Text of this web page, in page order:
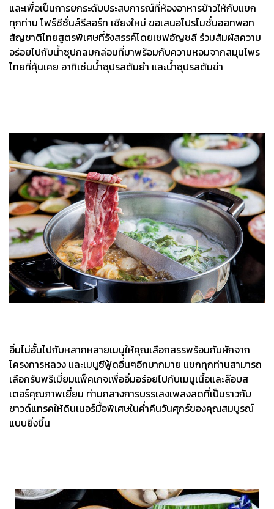
และเพื่อเป็นการยกระดับประสบการณ์ที่ห้องอาหารข้าวให้กับแขก
ทุกท่าน โฟร์ซีซั่นส์รีสอร์ท เชียงใหม่ ขอเสนอโปรโมชั่นฮอทพอท
สัญชาติไทยสูตรพิเศษที่รังสรรค์โดยเชฟอัญชลี ร่วมสัมผัสความ
อร่อยไปกับน้ำซุปกลมกล่อมที่มาพร้อมกับความหอมจากสมุนไพร
ไทยที่คุ้นเคย อาทิเช่นน้ำซุปรสต้มยำ และน้ำซุปรสต้มข่า
อิ่มไม่อั้นไปกับหลากหลายเมนูให้คุณเลือกสรรพร้อมกับผักจาก
โครงการหลวง และเมนูซีฟู้ดอื่นๆอีกมากมาย แขกทุกท่านสามารถ
เลือกรับพรีเมี่ยมแพ็คเกจเพื่ออิ่มอร่อยไปกับเมนูเนื้อและล๊อบส
เตอร์คุณภาพเยี่ยม ท่ามกลางการบรรเลงเพลงสดที่เป็นราวกับ
ซาวด์แทรคให้ดินเนอร์มื้อพิเศษในค่ำคืนวันศุกร์ของคุณสมบูรณ์
แบบยิ่งขึ้น